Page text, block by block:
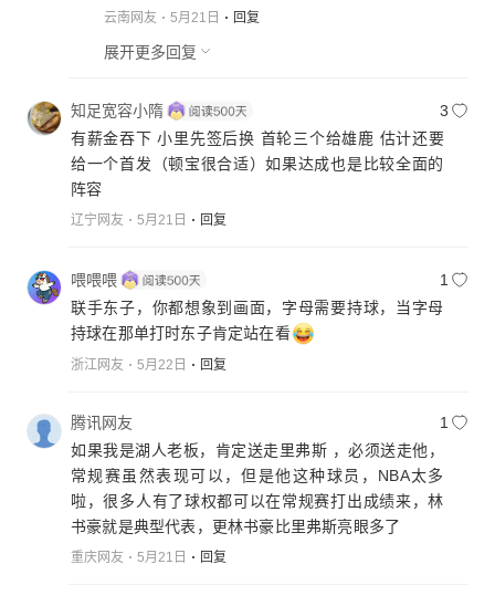
云南网友 5月21日 回复
展开更多回复
知足宽容小隋
3
有薪金吞下 小里先签后换 首轮三个给雄鹿 估计还要
给一个首发（顿宝很合适）如果达成也是比较全面的
阵容
辽宁网友 5月21日 回复
喂喂喂
1
联手东子，你都想象到画面，字母需要持球，当字母
持球在那单打时东子肯定站在看
浙江网友 5月22日 回复
腾讯网友
1
如果我是湖人老板，肯定送走里弗斯 ，必须送走他，
常规赛虽然表现可以，但是他这种球员，NBA太多
啦，很多人有了球权都可以在常规赛打出成绩来，林
书豪就是典型代表，更林书豪比里弗斯亮眼多了
重庆网友 5月21日 回复